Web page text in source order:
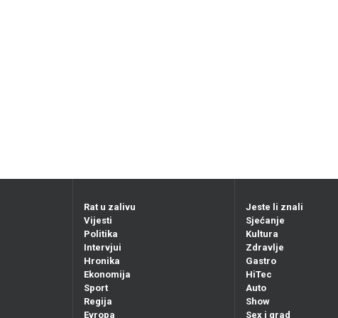
Rat u zalivu
Vijesti
Politika
Intervjui
Hronika
Ekonomija
Sport
Regija
Evropa
Jeste li znali
Sjećanje
Kultura
Zdravlje
Gastro
HiTec
Auto
Show
Sex i grad